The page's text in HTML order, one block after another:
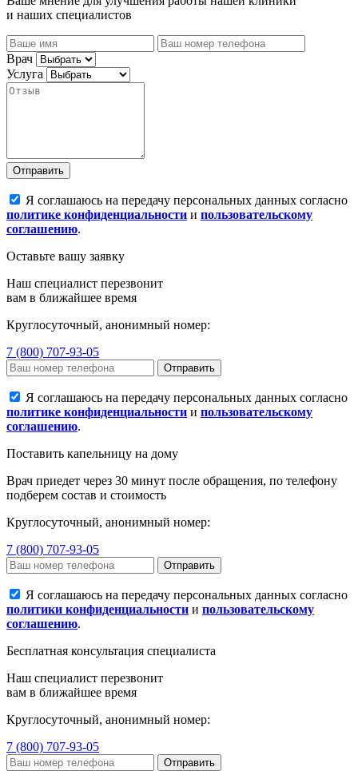
и наших специалистов
Врач
Услуга
Отправить
Я соглашаюсь на передачу персональных данных согласно
политике конфиденциальности и пользовательскому
соглашению.
Оставьте вашу заявку
Наш специалист перезвонит
вам в ближайшее время
Круглосуточный, анонимный номер:
7 (800) 707-93-05
Отправить
Я соглашаюсь на передачу персональных данных согласно
политике конфиденциальности и пользовательскому
соглашению.
Поставить капельницу на дому
Врач приедет через 30 минут после обращения, по телефону
подберем состав и стоимость
Круглосуточный, анонимный номер:
7 (800) 707-93-05
Отправить
Я соглашаюсь на передачу персональных данных согласно
политики конфиденциальности и пользовательскому
соглашению.
Бесплатная консультация специалиста
Наш специалист перезвонит
вам в ближайшее время
Круглосуточный, анонимный номер:
7 (800) 707-93-05
Отправить